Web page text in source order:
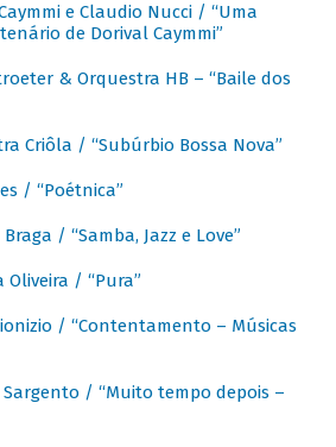
e Claudio Nucci / “Uma
de Dorival Caymmi”
& Orquestra HB – “Baile dos
Criôla / “Subúrbio Bossa Nova”
/ “Poétnica”
/ “Samba, Jazz e Love”
Oliveira / “Pura”
/ “Contentamento – Músicas
/ “Muito tempo depois –